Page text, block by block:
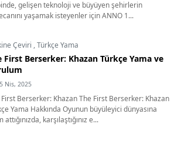
gelişen teknoloji ve büyüyen şehirlerin
yaşamak isteyenler için ANNO 1...
Çeviri ,Türkçe Yama
First Berserker: Khazan Türkçe Yama ve
Nis, 2025
Berserker: Khazan The First Berserker: Khazan
Yama Hakkında Oyunun büyüleyici dünyasına
attığınızda, karşılaştığınız e...